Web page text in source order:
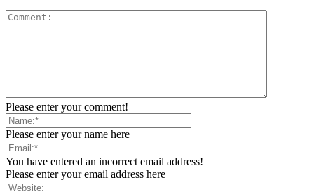
Please enter your comment!
Please enter your name here
You have entered an incorrect email address!
Please enter your email address here